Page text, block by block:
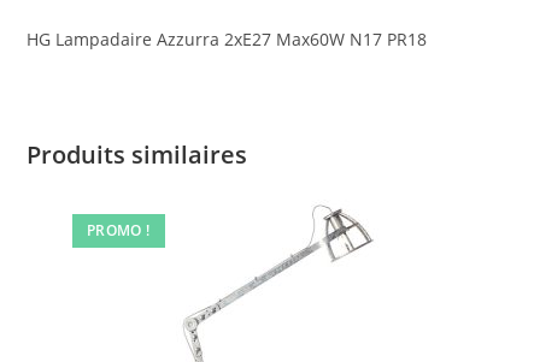
HG Lampadaire Azzurra 2xE27 Max60W N17 PR18
Produits similaires
PROMO !